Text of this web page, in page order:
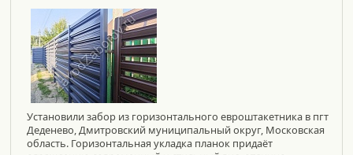
Установили забор из горизонтального евроштакетника в пгт
Деденево, Дмитровский муниципальный округ, Московская
область. Горизонтальная укладка планок придаёт